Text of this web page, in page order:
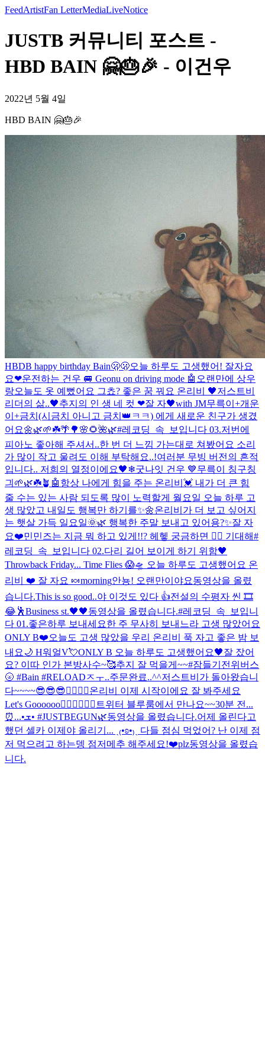
FeedArtistFan LetterMediaLiveNotice
JUSTB 커뮤니티 포스트 -
HBD BAIN 🤗🎂🎉 - 이건우
2022년 5월 4일
HBD BAIN 🤗🎂🎉
HBDB happy birthday Bain🫢🫢오늘 하루도 고생했어! 잘자요
요❤운전하는 건우 🚐 Geonu on driving mode 🤖 오랜만에 상우
랑오늘도 옷 예뻤어요 그쵸? 좋은 꿈 꿔요 온리비 🖤저스트비
리더의 삶..🖤추지의 인 생 네 컷 ❤잘 자🖤with JM무륵이+개운
이+금치(시금치 아니고 금치👑ㅋㅋ) 에게 새로운 친구가 생겼
어요🌼🌿🌱☘️🌴🌳🌸🌻🌺🌿#레코딩_속_보입니다 03.저번에
피아노 좋아해 주셔서..한 번 더 느낌 가는대로 쳐봤어요 소리
가 많이 작고 울려도 이해 부탁해요..!여러분 무빙 버전의 흔적
입니다.. 저희의 열정이에요🖤❄굿나잇 건우 💙무륵이 칭구칭
긔🌱🌿☘️🪴 🤖 항상 나에게 힘을 주는 온리비💓 내가 더 큰 힘
줄 수는 있는 사람 되도록 많이 노력할게 월요일 오늘 하루 고
생 많았고 내일도 행복만 하기를✨🌼온리비가 더 보고 싶어지
는 햇살 가득 일요일🌞🌿 행복한 주말 보내고 있어용?✨잘 자
요❤️민민즈는 지금 뭐 하고 있게!!? 헤헿 궁금하면 ✌🏻 기대해#
레코딩_속_보입니다 02.다리 길어 보이게 하기 위함🖤
Throwback Friday... Time Flies 😱🛸 오늘 하루도 고생했어요 온
리비 ❤️ 잘 자요 🍬morning안뇽! 오랜만이야요동영상을 올렸
습니다.This is so good..야 이것도 있다 👍전설의 수평자 씬 🎞
😂 🕺Business st.🖤🖤동영상을 올렸습니다.#레코딩_속_보입니
다 01.좋은하루 보내세요한 주 무사히 보내느라 고생 많았어요
ONLY B❤️오늘도 고생 많았을 우리 온리비 푹 자고 좋은 밤 보
내요🌙 H워얼V💘ONLY B 오늘 하루도 고생했어요🖤잘 잤어
요? 이따 인가 본방사수~🥰추지 잘 먹을게~~#잠들기전위버스
🌝 #Bain #RELOADㅈㅜ..주문완료..^^저스트비가 돌아왔습니
다~~~~😎😎😎❤️‍🔥❤️‍🔥온리비 이제 시작이에요 잘 봐주세요
Let's Goooooo❤️‍🔥❤️‍🔥❤️‍🔥 트위터 블루룸에서 만나요~~30분 전...
⏰...•ܫ• #JUSTBEGUN🌿동영상을 올렸습니다.어제 올린다고
했던 셀카 이제야 올리기... ˎ₍•ʚ•₎ˏ 다들 점심 먹었어? 난 이제 점
저 먹으려고 하는뎅 점저메추 해주세요!❤️plz동영상을 올렸습
니다.